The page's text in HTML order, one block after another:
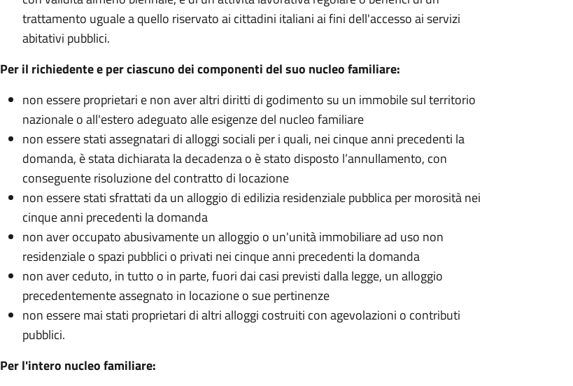
trattamento uguale a quello riservato ai cittadini italiani ai fini dell'accesso ai servizi
abitativi pubblici.
Per il richiedente e per ciascuno dei componenti del suo nucleo familiare:
non essere proprietari e non aver altri diritti di godimento su un immobile sul territorio
nazionale o all'estero adeguato alle esigenze del nucleo familiare
non essere stati assegnatari di alloggi sociali per i quali, nei cinque anni precedenti la
domanda, è stata dichiarata la decadenza o è stato disposto l’annullamento, con
conseguente risoluzione del contratto di locazione
non essere stati sfrattati da un alloggio di edilizia residenziale pubblica per morosità nei
cinque anni precedenti la domanda
non aver occupato abusivamente un alloggio o un'unità immobiliare ad uso non
residenziale o spazi pubblici o privati nei cinque anni precedenti la domanda
non aver ceduto, in tutto o in parte, fuori dai casi previsti dalla legge, un alloggio
precedentemente assegnato in locazione o sue pertinenze
non essere mai stati proprietari di altri alloggi costruiti con agevolazioni o contributi
pubblici.
Per l'intero nucleo familiare: